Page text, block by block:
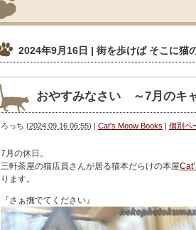
2024年9月16日 | 街を歩けば そこに猫
おやすみなさい ～7月のキ
ろっち (2024.09.16 06:55) | Cat's Meow Books | 個別ペ
7月の休日。
三軒茶屋の猫店員さんが居る猫本だらけの本屋
ります。
『さぁ撫でてください』